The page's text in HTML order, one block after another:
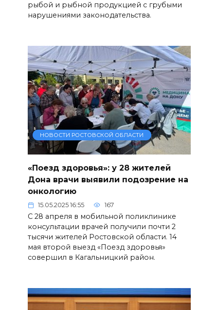
рыбой и рыбной продукцией с грубыми
нарушениями законодательства.
НОВОСТИ РОСТОВСКОЙ ОБЛАСТИ
«Поезд здоровья»: у 28 жителей
Дона врачи выявили подозрение на
онкологию
15.05.2025 16:55 167
С 28 апреля в мобильной поликлинике
консультации врачей получили почти 2
тысячи жителей Ростовской области. 14
мая второй выезд «Поезд здоровья»
совершил в Кагальницкий район.